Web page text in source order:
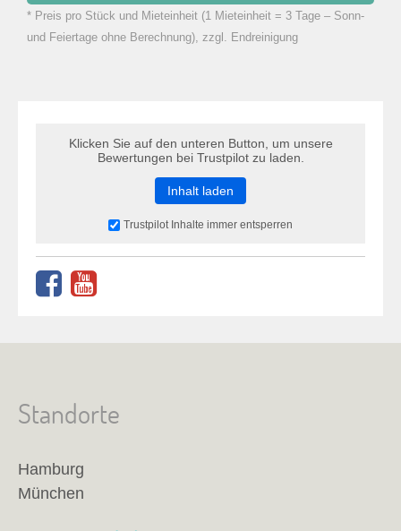
zu Warenkorb hinzugefügt.
* Preis pro Stück und Mieteinheit (1 Mieteinheit = 3 Tage – Sonn-
und Feiertage ohne Berechnung), zzgl. Endreinigung
Klicken Sie auf den unteren Button, um unsere
Bewertungen bei Trustpilot zu laden.
Inhalt laden
Trustpilot Inhalte immer entsperren
Standorte
Hamburg
München